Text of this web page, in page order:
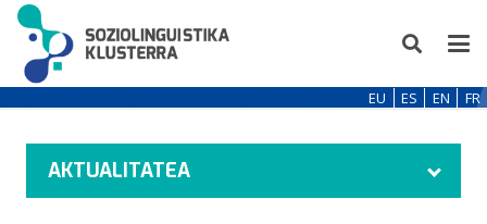
EU ES EN FR
AKTUALITATEA